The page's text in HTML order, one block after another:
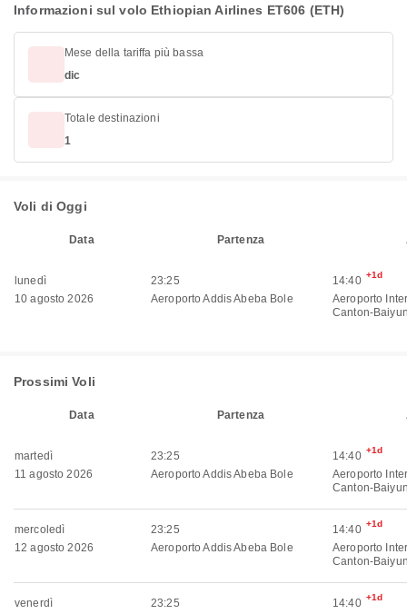
Informazioni sul volo Ethiopian Airlines ET606 (ETH)
Mese della tariffa più bassa
dic
Totale destinazioni
1
Voli di Oggi
Data Partenza
lunedì
10 agosto 2026
23:25
Aeroporto Addis Abeba Bole
14:40 +1d
Aeroporto
Canton-
Prossimi Voli
Data Partenza
martedì
11 agosto 2026
23:25
Aeroporto Addis Abeba Bole
14:40 +1d
Aeroporto
Canton-
mercoledì
12 agosto 2026
23:25
Aeroporto Addis Abeba Bole
14:40 +1d
Aeroporto
Canton-
venerdì
23:25
14:40 +1d